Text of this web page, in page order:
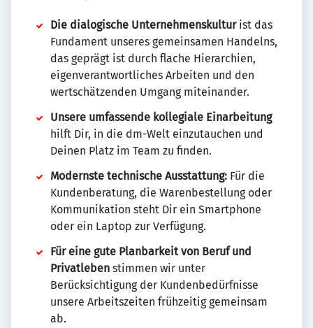
Die dialogische Unternehmenskultur ist das
Fundament unseres gemeinsamen Handelns,
das geprägt ist durch flache Hierarchien,
eigenverantwortliches Arbeiten und den
wertschätzenden Umgang miteinander.
Unsere umfassende kollegiale Einarbeitung
hilft Dir, in die dm-Welt einzutauchen und
Deinen Platz im Team zu finden.
Modernste technische Ausstattung: Für die
Kundenberatung, die Warenbestellung oder
Kommunikation steht Dir ein Smartphone
oder ein Laptop zur Verfügung.
Für eine gute Planbarkeit von Beruf und
Privatleben stimmen wir unter
Berücksichtigung der Kundenbedürfnisse
unsere Arbeitszeiten frühzeitig gemeinsam
ab.